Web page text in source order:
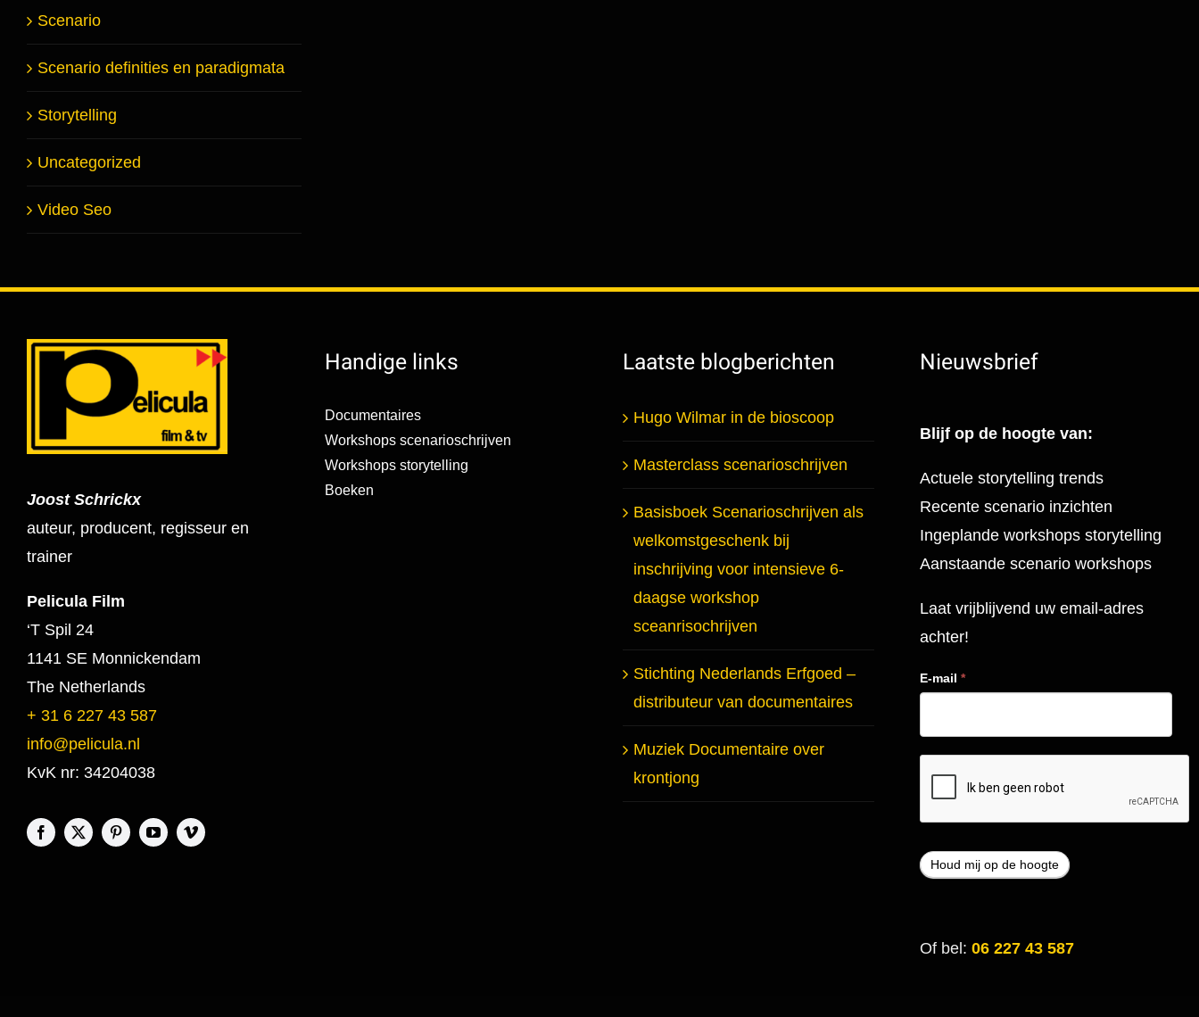
Scenario
Scenario definities en paradigmata
Storytelling
Uncategorized
Video Seo
Joost Schrickx
auteur, producent, regisseur en
trainer
Pelicula Film
‘T Spil 24
1141 SE Monnickendam
The Netherlands
+ 31 6 227 43 587
info@pelicula.nl
KvK nr: 34204038
Handige links
Documentaires
Workshops scenarioschrijven
Workshops storytelling
Boeken
Laatste blogberichten
Hugo Wilmar in de bioscoop
Masterclass scenarioschrijven
Basisboek Scenarioschrijven als
welkomstgeschenk bij
inschrijving voor intensieve 6-
daagse workshop
sceanrisochrijven
Stichting Nederlands Erfgoed –
distributeur van documentaires
Muziek Documentaire over
krontjong
Nieuwsbrief
Blijf op de hoogte van:
Actuele storytelling trends
Recente scenario inzichten
Ingeplande workshops storytelling
Aanstaande scenario workshops
Laat vrijblijvend uw email-adres
achter!
E-mail*
Of bel:06 227 43 587